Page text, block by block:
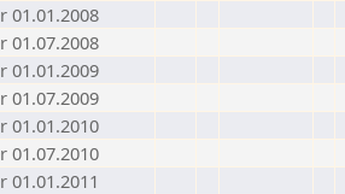
01.01.2008
01.07.2008
01.01.2009
01.07.2009
01.01.2010
01.07.2010
01.01.2011